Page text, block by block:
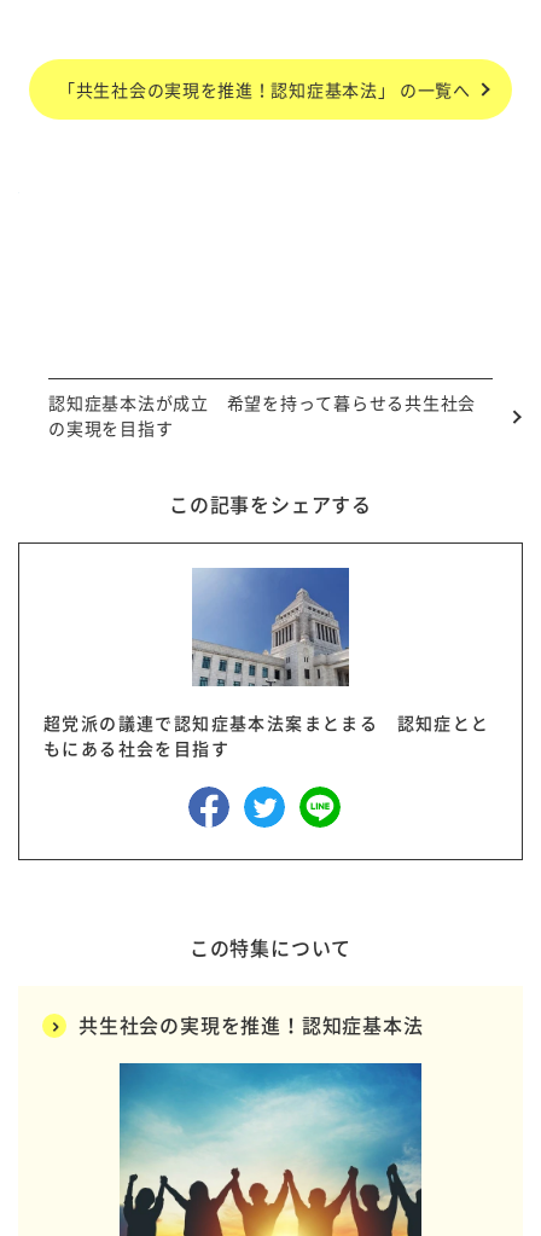
「共生社会の実現を推進！認知症基本法」 の一覧へ
認知症基本法が成立 希望を持って暮らせる共生社会
の実現を目指す
この記事をシェアする
超党派の議連で認知症基本法案まとまる 認知症とと
もにある社会を目指す
この特集について
共生社会の実現を推進！認知症基本法